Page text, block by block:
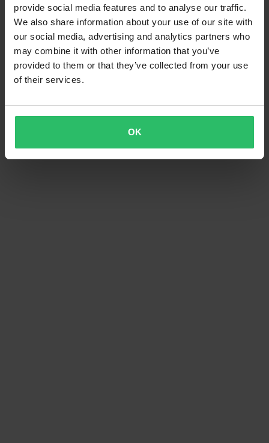
provide social media features and to analyse our traffic.
We also share information about your use of our site with
our social media, advertising and analytics partners who
may combine it with other information that you’ve
provided to them or that they’ve collected from your use
of their services.
OK